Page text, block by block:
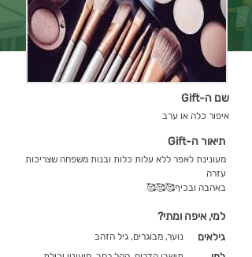
שם ה-Gift
איפור כלה או ערב
תיאור ה-Gift
מעונינת לאפר ללא עלות כלות ובנות משפחה שצריכות
עזרה
באהבה ובכיף🥰🥰🥰
למי, איפה ומתי?
נוער, מבוגרים, גיל הזהב גילאים